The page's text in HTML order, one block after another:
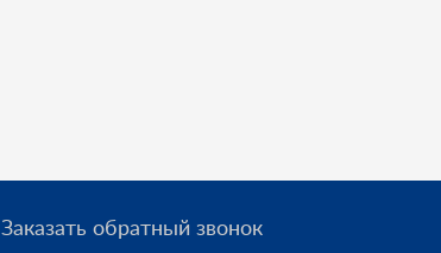
Заказать обратный звонок